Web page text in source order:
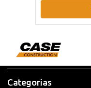
Categorias